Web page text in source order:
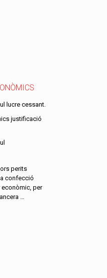
lucre cessant.
justificació
perits
confecció
econòmic, per
…